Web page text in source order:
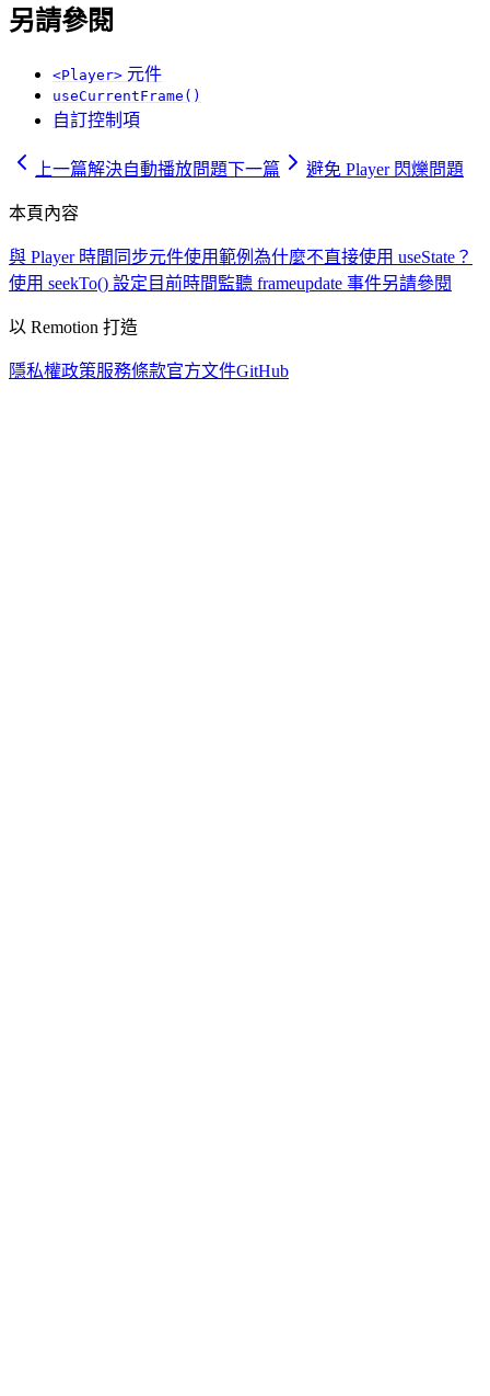
另請參閱
<Player> 元件
useCurrentFrame()
自訂控制項
上一篇解決自動播放問題下一篇 避免 Player 閃爍問題
本頁內容
與 Player 時間同步元件使用範例 為什麼不直接使用 useState？
使用 seekTo() 設定目前時間監聽 frameupdate 事件另請參閱
以 Remotion 打造
隱私權政策服務條款官方文件GitHub